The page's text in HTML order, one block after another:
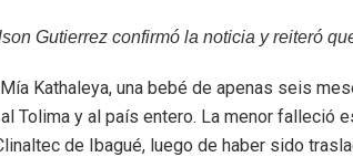
Gutierrez confirmó la noticia y reiteró
Kathaleya, una bebé de apenas seis
Tolima y al país entero. La menor falleció
de Ibagué, luego de haber sido